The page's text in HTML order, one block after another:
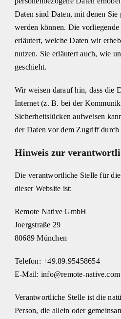
Daten sind Daten, mit denen
werden können. Die
erläutert, welche Daten wir
nutzen. Sie erläutert auch, wie
geschieht.
Wir weisen darauf hin, dass die
Internet (z. B. bei der
Sicherheitslücken aufweisen
der Daten vor dem Zugriff
Hinweis zur
Die verantwortliche Stelle für
dieser Website ist:
Remote Native GmbH
Joergstraße 29
80689 München
Telefon: +49.89.95458654
E-Mail: info@remote-native.com
Verantwortliche Stelle ist die
Person, die allein oder